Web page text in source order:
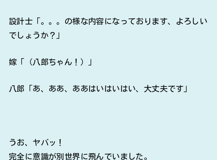
設計士「。。。の様な内容になっております、よろしい
でしょうか？」
嫁「（八郎ちゃん！）」
八郎「あ、ああ、ああはいはいはい、大丈夫です」
うお、ヤバッ！
完全に意識が別世界に飛んでいました。